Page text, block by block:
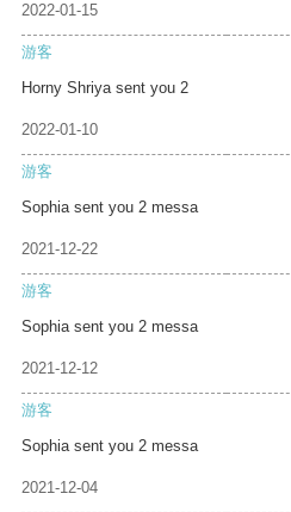
2022-01-15
游客
Horny Shriya sent you 2
2022-01-10
游客
Sophia sent you 2 messa
2021-12-22
游客
Sophia sent you 2 messa
2021-12-12
游客
Sophia sent you 2 messa
2021-12-04